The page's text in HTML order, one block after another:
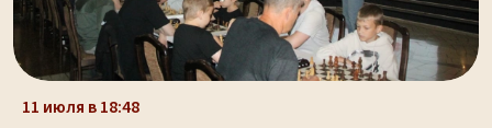
11 июля в 18:48